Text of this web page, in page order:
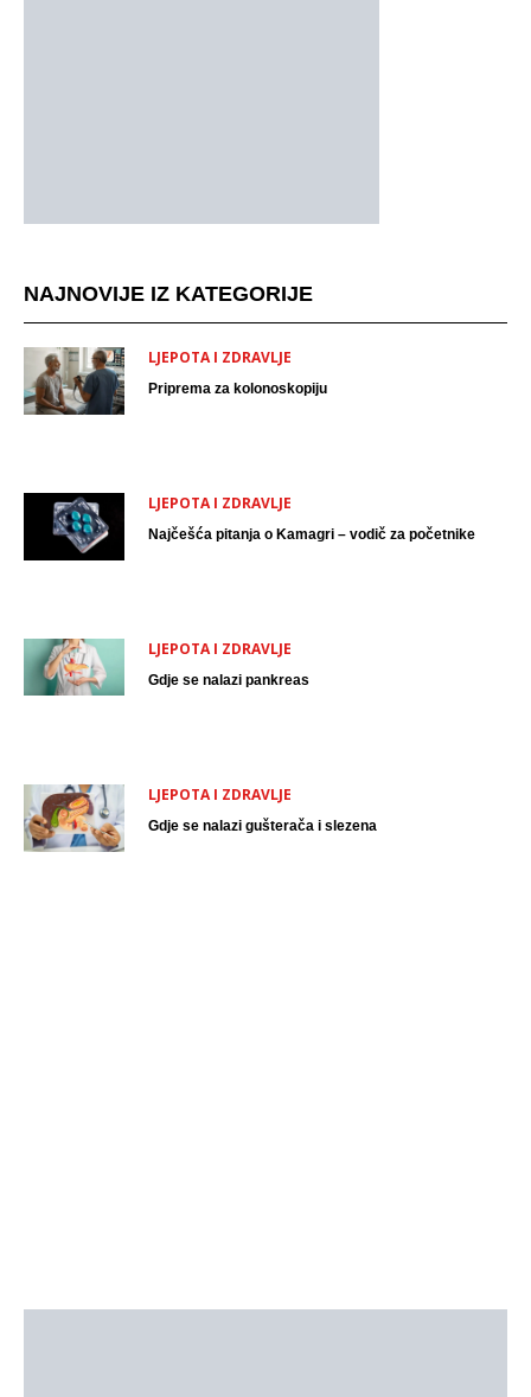
NAJNOVIJE IZ KATEGORIJE
LJEPOTA I ZDRAVLJE
Priprema za kolonoskopiju
LJEPOTA I ZDRAVLJE
Najčešća pitanja o Kamagri – vodič za početnike
LJEPOTA I ZDRAVLJE
Gdje se nalazi pankreas
LJEPOTA I ZDRAVLJE
Gdje se nalazi gušterača i slezena